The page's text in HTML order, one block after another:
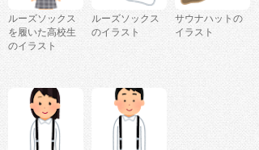
ルーズソックス
を履いた高校生
のイラスト
ルーズソックス
のイラスト
サウナハットの
イラスト